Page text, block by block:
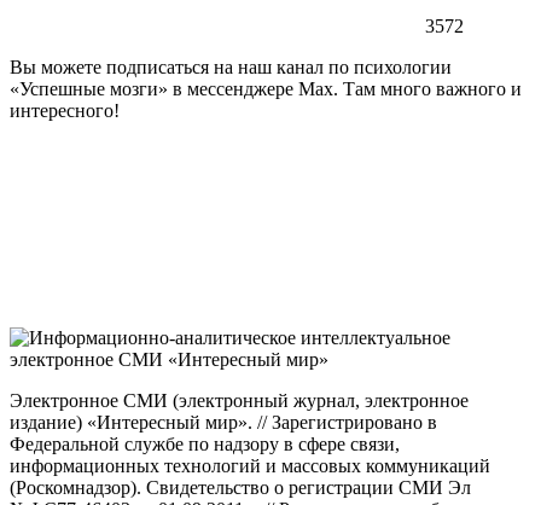
3572
Вы можете подписаться на наш канал по психологии
«Успешные мозги» в мессенджере Max. Там много важного и
интересного!
Электронное СМИ (электронный журнал, электронное
издание) «Интересный мир». // Зарегистрировано в
Федеральной службе по надзору в сфере связи,
информационных технологий и массовых коммуникаций
(Роскомнадзор). Свидетельство о регистрации СМИ Эл